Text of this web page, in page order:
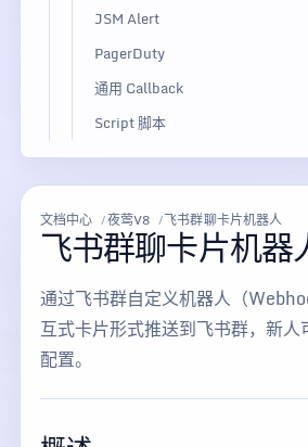
JSM Alert
PagerDuty
通用 Callback
Script 脚本
文档中心 夜莺V8 飞书群聊卡片机器人
飞书群聊卡片机器
通过飞书群自定义机器人（
互式卡片形式推送到飞书群，新
配置。